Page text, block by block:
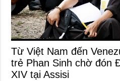
Từ Việt Nam đến
trẻ Phan Sinh chờ đón
XIV tại Assisi